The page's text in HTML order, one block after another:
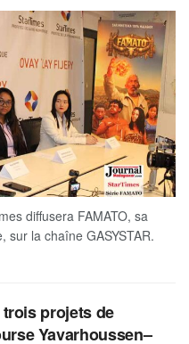
diffusera FAMATO, sa
sur la chaîne GASYSTAR.
trois projets de
Yavarhoussen–